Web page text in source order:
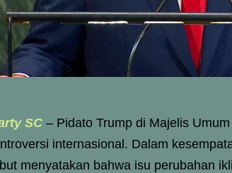
SC – Pidato Trump di Majelis
internasional. Dalam
menyatakan bahwa isu perubahan